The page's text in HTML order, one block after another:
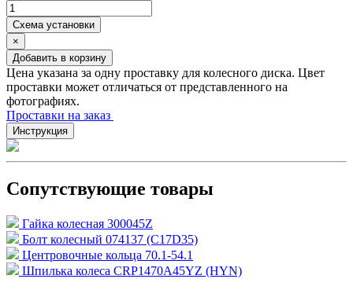
Схема установки
×
Добавить в корзину
Цена указана за одну проставку для колесного диска. Цвет
проставки может отличаться от представленного на
фотографиях.
Проставки на заказ
Инструкция
Сопутствующие товары
Гайка колесная 300045Z
Болт колесный 074137 (C17D35)
Центровочные кольца 70.1-54.1
Шпилька колеса CRP1470A45YZ (HYN)